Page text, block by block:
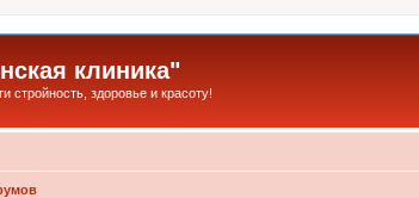
клиника"
здоровье и красоту!